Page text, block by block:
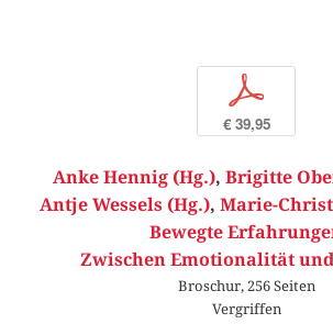
p
€ 39,95
Anke Hennig (Hg.), Brigitte
Antje Wessels (Hg.), Marie-
Bewegte
Zwischen Emotionalität
Broschur, 256 Seiten
Vergriffen